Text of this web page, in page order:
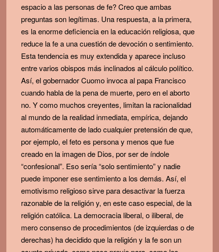
espacio a las personas de fe? Creo que ambas
preguntas son legítimas. Una respuesta, a la primera,
es la enorme deficiencia en la educación religiosa, que
reduce la fe a una cuestión de devoción o sentimiento.
Esta tendencia es muy extendida y aparece incluso
entre varios obispos más inclinados al cálculo político.
Así, el gobernador Cuomo invoca al papa Francisco
cuando habla de la pena de muerte, pero en el aborto
no. Y como muchos creyentes, limitan la racionalidad
al mundo de la realidad inmediata, empírica, dejando
automáticamente de lado cualquier pretensión de que,
por ejemplo, el feto es persona y menos que fue
creado en la imagen de Dios, por ser de índole
“confesional”. Eso sería “solo sentimiento” y nadie
puede imponer ese sentimiento a los demás. Así, el
emotivismo religioso sirve para desactivar la fuerza
razonable de la religión y, en este caso especial, de la
religión católica. La democracia liberal, o iliberal, de
mero consenso de procedimientos (de izquierdas o de
derechas) ha decidido que la religión y la fe son un